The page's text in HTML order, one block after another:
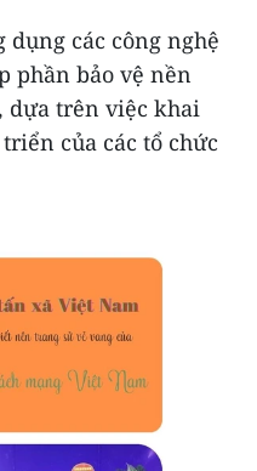
dụng các công nghệ
phần bảo vệ nền
dựa trên việc khai
của các tổ chức